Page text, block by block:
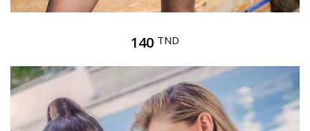
140 TND